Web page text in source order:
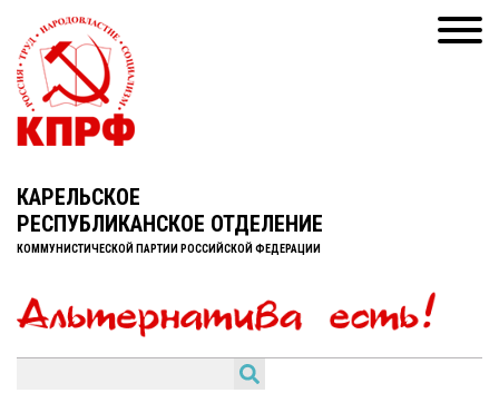
КАРЕЛЬСКОЕ
РЕСПУБЛИКАНСКОЕ ОТДЕЛЕНИЕ
КОММУНИСТИЧЕСКОЙ ПАРТИИ РОССИЙСКОЙ ФЕДЕРАЦИИ